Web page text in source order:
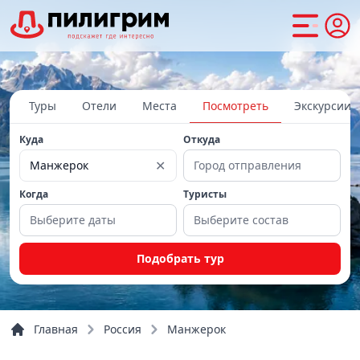
Туры Отели Места Посмотреть Экскурсии
Куда
Манжерок ✕
Откуда
Город отправления
Когда
Выберите даты
Туристы
Выберите состав
Подобрать тур
Главная Россия Манжерок